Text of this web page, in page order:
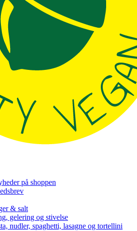
på shoppen
& salt
gelering og stivelse
nudler, spaghetti, lasagne og tortellini